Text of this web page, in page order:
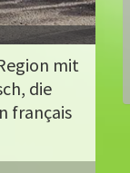
mit
die
français